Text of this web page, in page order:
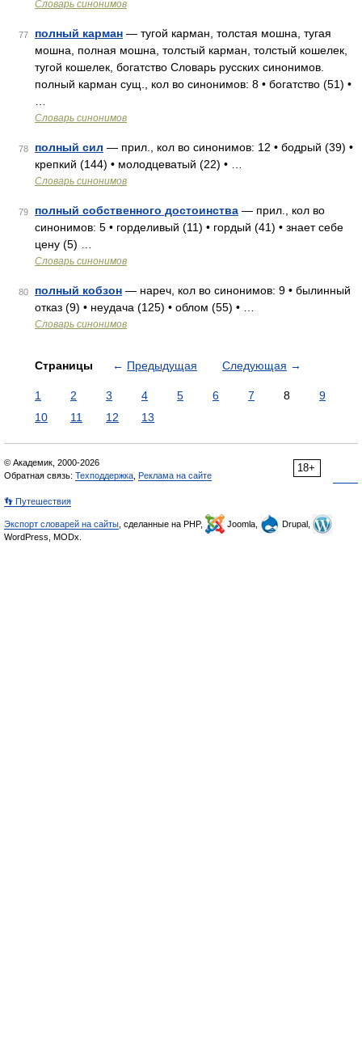
Словарь синонимов
77 полный карман — тугой карман, толстая мошна, тугая
мошна, полная мошна, толстый карман, толстый кошелек,
тугой кошелек, богатство Словарь русских синонимов.
полный карман сущ., кол во синонимов: 8 • богатство (51) •
Словарь синонимов
78 полный сил — прил., кол во синонимов: 12 • бодрый (39) •
крепкий (144) • молодцеватый (22) • …
Словарь синонимов
79 полный собственного достоинства — прил., кол во
синонимов: 5 • горделивый (11) • гордый (41) • знает себе
цену (5) …
Словарь синонимов
80 полный кобзон — нареч, кол во синонимов: 9 • былинный
отказ (9) • неудача (125) • облом (55) • …
Словарь синонимов
Страницы ← Предыдущая Следующая →
1 2 3 4 5 6 7 8
9
10
11 12 13
18+
© Академик, 2000-2026
Обратная связь: Техподдержка Реклама на сайте
👣 Путешествия
Экспорт словарей на сайты , сделанные на PHP, Joomla,
Drupal,
WordPress, MODx.